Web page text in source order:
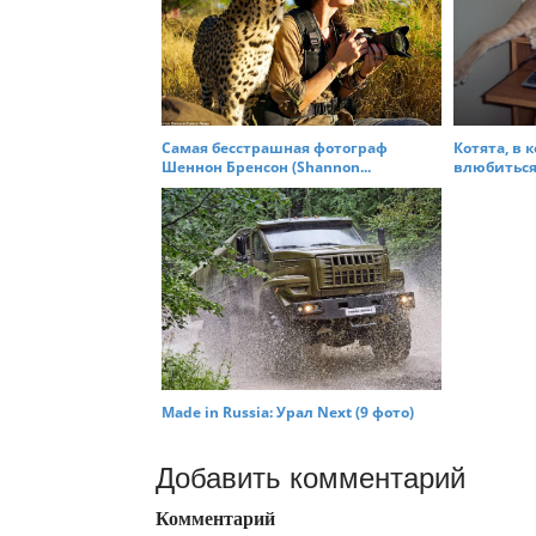
Самая бесстрашная фотограф
Шеннон Бренсон (Shannon...
Котята, в
Made in Russia: Урал Next (9 фото)
Добавить комментарий
Комментарий